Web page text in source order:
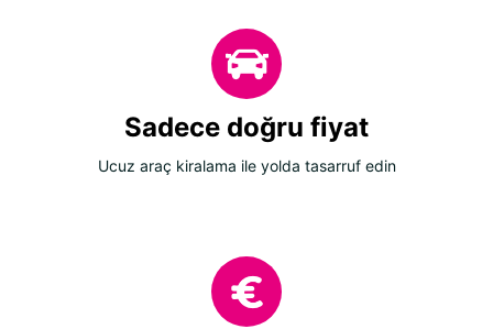
Sadece doğru fiyat
Ucuz araç kiralama ile yolda tasarruf edin